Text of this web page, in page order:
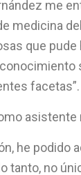
me
medicina
que
facetas”.
asistente
he podido
lo tanto, no